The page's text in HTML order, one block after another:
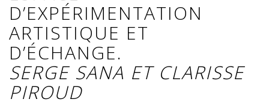
D’EXPÉRIMENTATION
ARTISTIQUE ET
D’ÉCHANGE.
SERGE SANA ET CLARISSE
PIROUD